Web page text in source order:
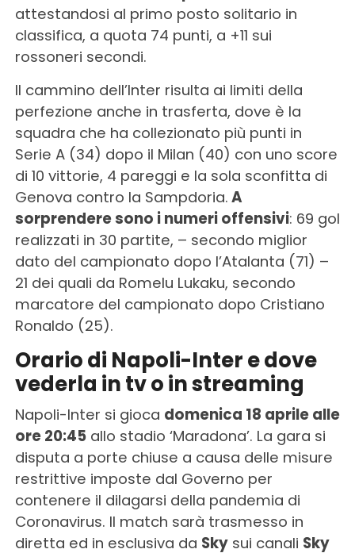
attestandosi al primo posto solitario in
classifica, a quota 74 punti, a +11 sui
rossoneri secondi.
Il cammino dell’Inter risulta ai limiti della
perfezione anche in trasferta, dove è la
squadra che ha collezionato più punti in
Serie A (34) dopo il Milan (40) con uno score
di 10 vittorie, 4 pareggi e la sola sconfitta di
Genova contro la Sampdoria. A
sorprendere sono i numeri offensivi: 69 gol
realizzati in 30 partite, – secondo miglior
dato del campionato dopo l’Atalanta (71) –
21 dei quali da Romelu Lukaku, secondo
marcatore del campionato dopo Cristiano
Ronaldo (25).
Orario di Napoli-Inter e dove
vederla in tv o in streaming
Napoli-Inter si gioca domenica 18 aprile alle
ore 20:45allo stadio ‘Maradona’. La gara si
disputa a porte chiuse a causa delle misure
restrittive imposte dal Governo per
contenere il dilagarsi della pandemia di
Coronavirus. Il match sarà trasmesso in
diretta ed in esclusiva da Skysui canali Sky